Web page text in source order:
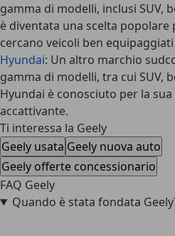
gamma di modelli, inclusi SUV,
è diventata una scelta
cercano veicoli ben
Hyundai: Un altro marchio
gamma di modelli, tra cui SUV,
Hyundai è conosciuto per la
accattivante.
Ti interessa la Geely
Geely usata Geely nuova auto
Geely offerte concessionario
FAQ Geely
Quando è stata fondata